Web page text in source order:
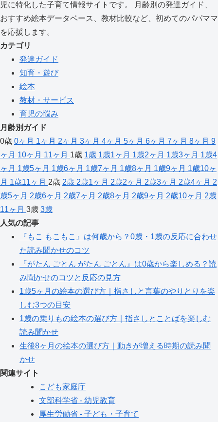
児に特化した子育て情報サイトです。 月齢別の発達ガイド、
おすすめ絵本データベース、教材比較など、初めてのパパママ
を応援します。
カテゴリ
発達ガイド
知育・遊び
絵本
教材・サービス
育児の悩み
月齢別ガイド
0歳 0ヶ月 1ヶ月 2ヶ月 3ヶ月 4ヶ月 5ヶ月 6ヶ月 7ヶ月 8ヶ月 9
ヶ月 10ヶ月 11ヶ月 1歳 1歳 1歳1ヶ月 1歳2ヶ月 1歳3ヶ月 1歳4
ヶ月 1歳5ヶ月 1歳6ヶ月 1歳7ヶ月 1歳8ヶ月 1歳9ヶ月 1歳10ヶ
月 1歳11ヶ月 2歳 2歳 2歳1ヶ月 2歳2ヶ月 2歳3ヶ月 2歳4ヶ月 2
歳5ヶ月 2歳6ヶ月 2歳7ヶ月 2歳8ヶ月 2歳9ヶ月 2歳10ヶ月 2歳
11ヶ月 3歳 3歳
人気の記事
『もこ もこもこ』は何歳から？0歳・1歳の反応に合わせ
た読み聞かせのコツ
『がたん ごとん がたん ごとん』は0歳から楽しめる？読
み聞かせのコツと反応の見方
1歳5ヶ月の絵本の選び方｜指さしと言葉のやりとりを楽
しむ3つの目安
1歳の乗りもの絵本の選び方｜指さしとことばを楽しむ
読み聞かせ
生後8ヶ月の絵本の選び方｜動きが増える時期の読み聞
かせ
関連サイト
こども家庭庁
文部科学省 - 幼児教育
厚生労働省 - 子ども・子育て